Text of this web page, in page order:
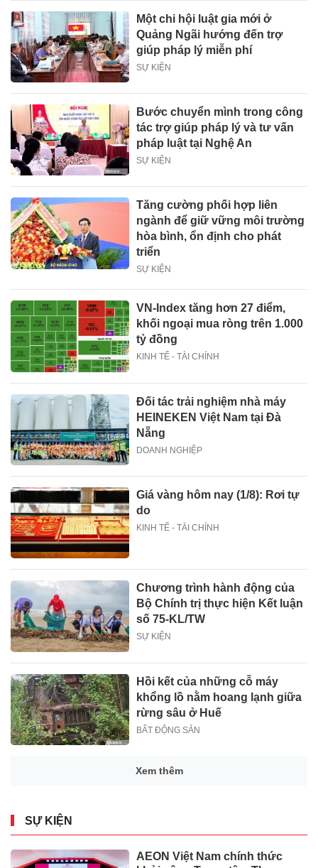
Một chi hội luật gia mới ở
Quảng Ngãi hướng đến trợ
giúp pháp lý miễn phí
SỰ KIỆN
Bước chuyển mình trong công
tác trợ giúp pháp lý và tư vấn
pháp luật tại Nghệ An
SỰ KIỆN
Tăng cường phối hợp liên
ngành để giữ vững môi trường
hòa bình, ổn định cho phát
triển
SỰ KIỆN
VN-Index tăng hơn 27 điểm,
khối ngoại mua ròng trên 1.000
tỷ đồng
KINH TẾ - TÀI CHÍNH
Đối tác trải nghiệm nhà máy
HEINEKEN Việt Nam tại Đà
Nẵng
DOANH NGHIỆP
Giá vàng hôm nay (1/8): Rơi tự
do
KINH TẾ - TÀI CHÍNH
Chương trình hành động của
Bộ Chính trị thực hiện Kết luận
số 75-KL/TW
SỰ KIỆN
Hồi kết của những cỗ máy
khổng lồ nằm hoang lạnh giữa
rừng sâu ở Huế
BẤT ĐỘNG SẢN
Xem thêm
SỰ KIỆN
AEON Việt Nam chính thức